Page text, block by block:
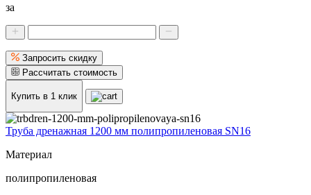
за
Запросить скидку
Рассчитать стоимость
Купить в 1 клик
Труба дренажная 1200 мм полипропиленовая SN16
Материал
полипропиленовая